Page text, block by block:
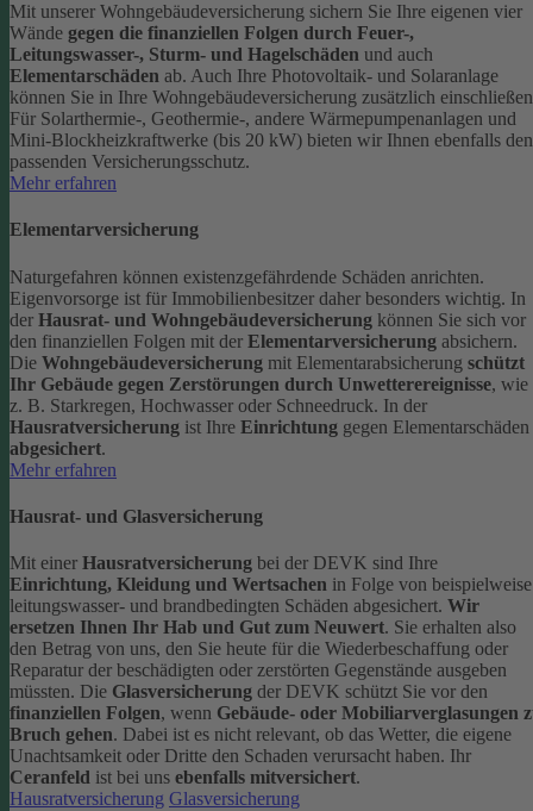
Mit unserer Wohngebäudeversicherung sichern Sie Ihre eigenen vier
Wände gegen die finanziellen Folgen durch Feuer-,
Leitungswasser-, Sturm- und Hagelschäden und auch
Elementarschäden ab. Auch Ihre Photovoltaik- und Solaranlage
können Sie in Ihre Wohngebäudeversicherung zusätzlich
Für Solarthermie-, Geothermie-, andere Wärmepumpenanlagen und
Mini-Blockheizkraftwerke (bis 20 kW) bieten wir Ihnen ebenfalls den
passenden Versicherungsschutz.
Mehr erfahren
Elementarversicherung
Naturgefahren können existenzgefährdende Schäden anrichten.
Eigenvorsorge ist für Immobilienbesitzer daher besonders wichtig. In
der Hausrat- und Wohngebäudeversicherung können Sie sich vor
den finanziellen Folgen mit der Elementarversicherung absichern.
Die Wohngebäudeversicherung mit Elementarabsicherung schützt
Ihr Gebäude gegen Zerstörungen durch Unwetterereignisse, wie
z. B. Starkregen, Hochwasser oder Schneedruck. In der
Hausratversicherung ist Ihre Einrichtung gegen Elementarschäden
abgesichert.
Mehr erfahren
Hausrat- und Glasversicherung
Mit einer Hausratversicherung bei der DEVK sind Ihre
Einrichtung, Kleidung und Wertsachen in Folge von beispielweise
leitungswasser- und brandbedingten Schäden abgesichert. Wir
ersetzen Ihnen Ihr Hab und Gut zum Neuwert. Sie erhalten also
den Betrag von uns, den Sie heute für die Wiederbeschaffung oder
Reparatur der beschädigten oder zerstörten Gegenstände ausgeben
müssten. Die Glasversicherung der DEVK schützt Sie vor den
finanziellen Folgen, wenn Gebäude- oder Mobiliarverglasungen
Bruch gehen. Dabei ist es nicht relevant, ob das Wetter, die eigene
Unachtsamkeit oder Dritte den Schaden verursacht haben. Ihr
Ceranfeld ist bei uns ebenfalls mitversichert.
Hausratversicherung Glasversicherung